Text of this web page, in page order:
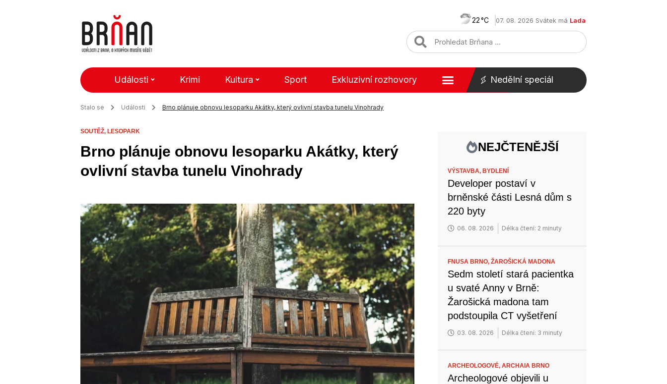
22 07. 08. 2026 Svátek má Lada
Události Krimi Kultura Sport Exkluzivní rozhovory Nedělní speciál
Stalo se Události Brno plánuje obnovu lesoparku Akátky, který ovlivní stavba tunelu Vinohrady
SOUTĚŽ, LESOPARK
Brno plánuje obnovu lesoparku Akátky, který
ovlivní stavba tunelu Vinohrady
NEJČTENĚJŠÍ
VÝSTAVBA, BYDLENÍ
Developer postaví v
brněnské části Lesná dům s
220 byty
06. 08. 2026 Délka čtení: 2 minuty
FNUSA BRNO,ŽAROŠICKÁ MADONA
Sedm století stará pacientka
u svaté Anny v Brně:
Žarošická madona tam
podstoupila CT vyšetření
03. 08. 2026 Délka čtení: 3 minuty
ARCHEOLOGOVÉ,ARCHAIA BRNO
Archeologové objevili u